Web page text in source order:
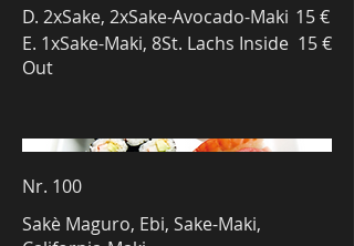
D. 2xSake, 2xSake-Avocado-Maki 15 €
E. 1xSake-Maki, 8St. Lachs Inside
Out
15 €
Nr. 100
Sakè Maguro, Ebi, Sake-Maki,